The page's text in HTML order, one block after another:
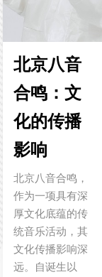
北京八音
合鸣：文
化的传播
影响
北京八音合鸣，
作为一项具有深
厚文化底蕴的传
统音乐活动，其
文化传播影响深
远。自诞生以